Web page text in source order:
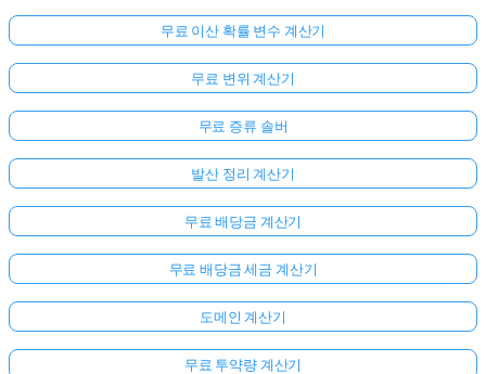
무료 이산 확률 변수 계산기
무료 변위 계산기
무료 증류 솔버
발산 정리 계산기
무료 배당금 계산기
무료 배당금 세금 계산기
도메인 계산기
무료 투약량 계산기